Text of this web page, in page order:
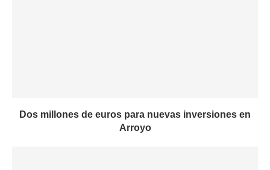
Dos millones de euros para nuevas inversiones en
Arroyo